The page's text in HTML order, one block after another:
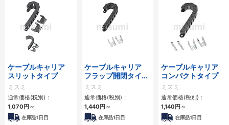
ケーブルキャリア
スリットタイプ
ミスミ
通常価格(税別)：
1,070 円 ～
在庫品1日目
ケーブルキャリア
フラップ開閉タイ
プ 本体＋取付金具
ミスミ
通常価格(税別)：
1,440 円 ～
在庫品1日目
ケーブルキャリア
コンパクトタイプ
ミスミ
通常価格(税別)：
1,140 円 ～
在庫品1日目